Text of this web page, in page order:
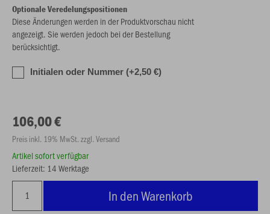
Optionale Veredelungspositionen
Diese Änderungen werden in der Produktvorschau nicht
angezeigt. Sie werden jedoch bei der Bestellung
berücksichtigt.
Initialen oder Nummer (+2,50 €)
106,00 €
Preis inkl. 19% MwSt. zzgl. Versand
Artikel sofort verfügbar
Lieferzeit: 14 Werktage
In den Warenkorb